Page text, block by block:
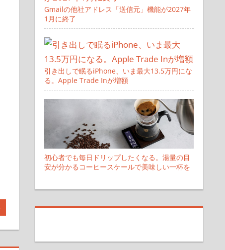
Gmailの他社アドレス「送信元」機能が2027年
1月に終了
引き出しで眠るiPhone、いま最大13.5万円にな
る。Apple Trade Inが増額
初心者でも毎日ドリップしたくなる。湯量の目
安が分かるコーヒースケールで美味しい一杯を